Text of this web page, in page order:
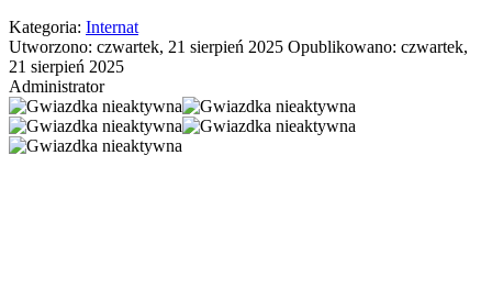
Kategoria: Internat
Utworzono: czwartek, 21 sierpień 2025 Opublikowano: czwartek,
21 sierpień 2025
Administrator